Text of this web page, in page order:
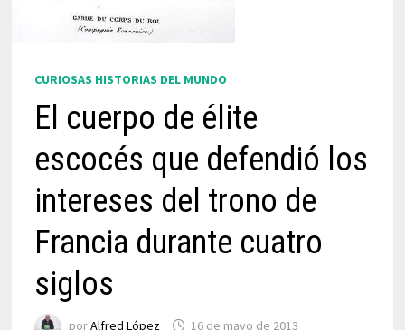
CURIOSAS HISTORIAS DEL MUNDO
El cuerpo de élite
escocés que defendió los
intereses del trono de
Francia durante cuatro
siglos
porAlfred López 16 de mayo de 2013